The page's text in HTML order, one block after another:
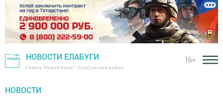
НОВОСТИ ЕЛАБУГИ
Газета "Новая Кама" - Елабужский район
16+
НОВОСТИ